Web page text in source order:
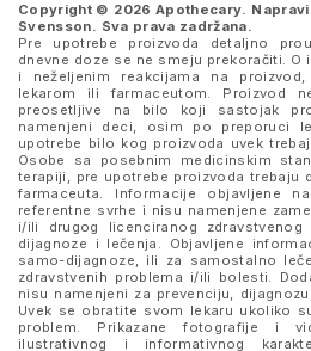
Copyright © 2026 Apothecary.
Svensson. Sva prava zadržana.
Pre upotrebe proizvoda detaljno
dnevne doze se ne smeju prekoračiti. O
i neželjenim reakcijama na
lekarom ili farmaceutom. Proizvod
preosetljive na bilo koji sastojak
namenjeni deci, osim po preporuci
upotrebe bilo kog proizvoda uvek
Osobe sa posebnim medicinskim
terapiji, pre upotrebe proizvoda trebaju
farmaceuta. Informacije objavljene
referentne svrhe i nisu namenjene
i/ili drugog licenciranog
dijagnoze i lečenja. Objavljene
samo-dijagnoze, ili za samostalno
zdravstvenih problema i/ili bolesti.
nisu namenjeni za prevenciju,
Uvek se obratite svom lekaru ukoliko
problem. Prikazane fotografije i
ilustrativnog i informativnog